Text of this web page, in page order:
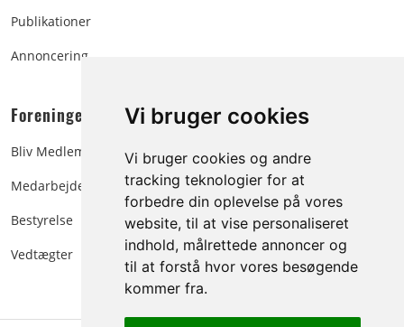
Vi bruger cookies
Vi bruger cookies og andre
tracking teknologier for at
forbedre din oplevelse på vores
website, til at vise personaliseret
indhold, målrettede annoncer og
til at forstå hvor vores besøgende
kommer fra.
Publikationer
Annoncering
Foreningen:
Bliv Medlem
Medarbejdere
Bestyrelse
Vedtægter